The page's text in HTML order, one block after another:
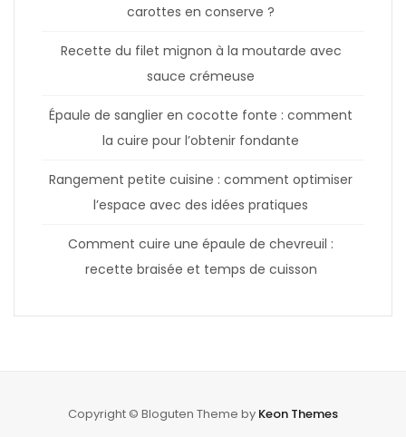
carottes en conserve ?
Recette du filet mignon à la moutarde avec
sauce crémeuse
Épaule de sanglier en cocotte fonte : comment
la cuire pour l’obtenir fondante
Rangement petite cuisine : comment optimiser
l’espace avec des idées pratiques
Comment cuire une épaule de chevreuil :
recette braisée et temps de cuisson
Copyright © Bloguten Theme by Keon Themes